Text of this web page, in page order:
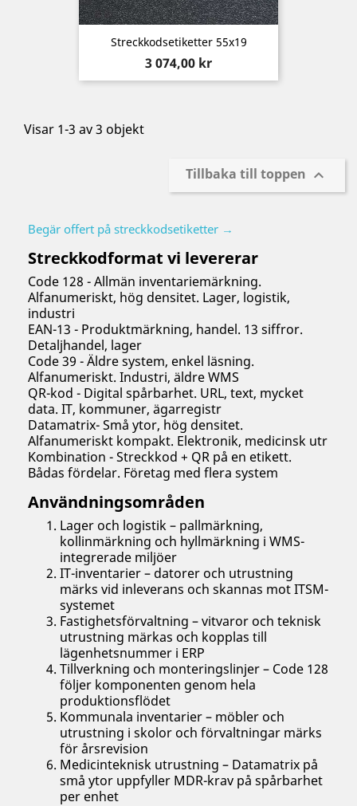
Streckkodsetiketter 55x19
Pris
3 074,00 kr
Visar 1-3 av 3 objekt
Tillbaka till toppen 
Begär offert på streckkodsetiketter →
Streckkodformat vi levererar
Code 128 - Allmän inventariemärkning.
Alfanumeriskt, hög densitet. Lager, logistik,
industri
EAN-13 - Produktmärkning, handel. 13 siffror.
Detaljhandel, lager
Code 39 - Äldre system, enkel läsning.
Alfanumeriskt. Industri, äldre WMS
QR-kod - Digital spårbarhet. URL, text, mycket
data. IT, kommuner, ägarregistr
Datamatrix- Små ytor, hög densitet.
Alfanumeriskt kompakt. Elektronik, medicinsk utr
Kombination - Streckkod + QR på en etikett.
Bådas fördelar. Företag med flera system
Användningsområden
Lager och logistik – pallmärkning,
kollinmärkning och hyllmärkning i WMS-
integrerade miljöer
IT-inventarier – datorer och utrustning
märks vid inleverans och skannas mot ITSM-
systemet
Fastighetsförvaltning – vitvaror och teknisk
utrustning märkas och kopplas till
lägenhetsnummer i ERP
Tillverkning och monteringslinjer – Code 128
följer komponenten genom hela
produktionsflödet
Kommunala inventarier – möbler och
utrustning i skolor och förvaltningar märks
för årsrevision
Medicinteknisk utrustning – Datamatrix på
små ytor uppfyller MDR-krav på spårbarhet
per enhet